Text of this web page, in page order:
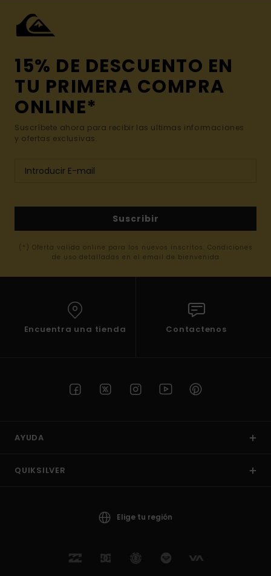
15% DE DESCUENTO EN
TU PRIMERA COMPRA
ONLINE*
Suscríbete ahora para recibir las ultimas informaciones
y ofertas exclusivas.
Suscribir
(*) Oferta valida online para los nuevos inscritos. Condiciones
de uso detalladas en el email de bienvenida
Encuentra una tienda Contactenos
AYUDA
QUIKSILVER
Elige tu región